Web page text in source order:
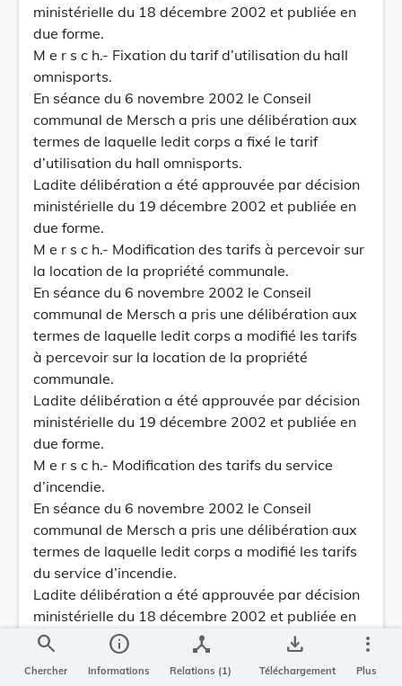
ministérielle du 18 décembre 2002 et publiée en
due forme.
M e r s c h.- Fixation du tarif d’utilisation du hall
omnisports.
En séance du 6 novembre 2002 le Conseil
communal de Mersch a pris une délibération aux
termes de laquelle ledit corps a fixé le tarif
d’utilisation du hall omnisports.
Ladite délibération a été approuvée par décision
ministérielle du 19 décembre 2002 et publiée en
due forme.
M e r s c h.- Modification des tarifs à percevoir sur
la location de la propriété communale.
En séance du 6 novembre 2002 le Conseil
communal de Mersch a pris une délibération aux
termes de laquelle ledit corps a modifié les tarifs
à percevoir sur la location de la propriété
communale.
Ladite délibération a été approuvée par décision
ministérielle du 19 décembre 2002 et publiée en
due forme.
M e r s c h.- Modification des tarifs du service
d’incendie.
En séance du 6 novembre 2002 le Conseil
communal de Mersch a pris une délibération aux
termes de laquelle ledit corps a modifié les tarifs
du service d’incendie.
Ladite délibération a été approuvée par décision
ministérielle du 18 décembre 2002 et publiée en
due forme.
N i e d e r a n v e n.- Règlement-taxe pour la mise
à disposition de la salle communale « St Loretto »
search
Chercher
info
Informations
device_hub
Relations (1)
save_alt
Téléchargement
more_vert
Plus